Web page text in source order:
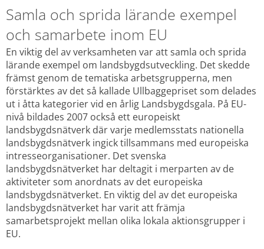
Samla och sprida lärande exempel
och samarbete inom EU
En viktig del av verksamheten var att samla och sprida
lärande exempel om landsbygdsutveckling. Det skedde
främst genom de tematiska arbetsgrupperna, men
förstärktes av det så kallade Ullbaggepriset som delades
ut i åtta kategorier vid en årlig Landsbygdsgala. På EU-
nivå bildades 2007 också ett europeiskt
landsbygdsnätverk där varje medlemsstats nationella
landsbygdsnätverk ingick tillsammans med europeiska
intresseorganisationer. Det svenska
landsbygdsnätverket har deltagit i merparten av de
aktiviteter som anordnats av det europeiska
landsbygdsnätverket. En viktig del av det europeiska
landsbygdsnätverket har varit att främja
samarbetsprojekt mellan olika lokala aktionsgrupper i
EU.